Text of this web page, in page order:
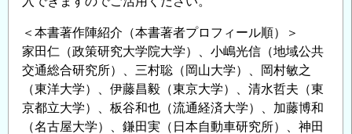
＜本書著作陣紹介（本書著者プロフィール順）＞
家田仁（政策研究大学院大学）、小嶋光信（地域公共
交通総合研究所）、三村聡（岡山大学）、岡村敏之
（東洋大学）、伊藤昌毅（東京大学）、清水哲夫（東
京都立大学）、板谷和也（流通経済大学）、加藤博和
（名古屋大学）、鎌田実（日本自動車研究所）、神田